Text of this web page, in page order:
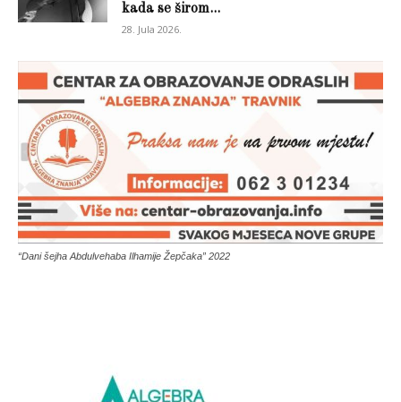
kada se širom...
28. Jula 2026.
“Dani šejha Abdulvehaba Ilhamije Žepčaka” 2022